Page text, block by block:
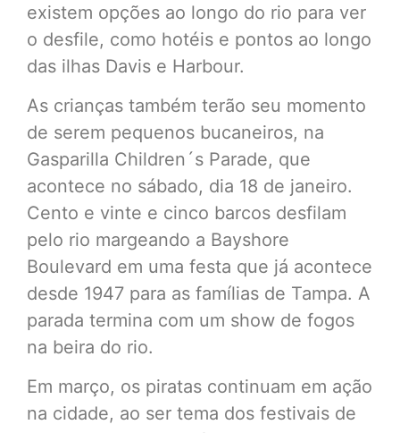
existem opções ao longo do rio para ver
o desfile, como hotéis e pontos ao longo
das ilhas Davis e Harbour.
As crianças também terão seu momento
de serem pequenos bucaneiros, na
Gasparilla Children´s Parade, que
acontece no sábado, dia 18 de janeiro.
Cento e vinte e cinco barcos desfilam
pelo rio margeando a Bayshore
Boulevard em uma festa que já acontece
desde 1947 para as famílias de Tampa. A
parada termina com um show de fogos
na beira do rio.
Em março, os piratas continuam em ação
na cidade, ao ser tema dos festivais de